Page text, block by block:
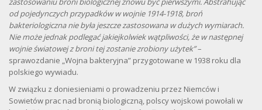
od pojedynczych przypadków w wojnie 1914-1918, broń
bakteriologiczna nie była jeszcze zastosowana w dużych wymiarach.
Nie może jednak podlegać jakiejkolwiek wątpliwości, że w następnej
wojnie światowej z broni tej zostanie zrobiony użytek”–
sprawozdanie „Wojna bakteryjna” przygotowane w 1938 roku dla
polskiego wywiadu.
W związku z doniesieniami o prowadzeniu przez Niemców i
Sowietów prac nad bronią biologiczną, polscy wojskowi powołali w